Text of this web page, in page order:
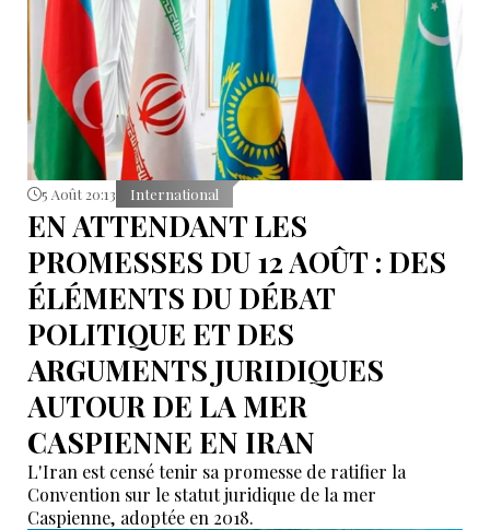
5 Août 20:13 International
EN ATTENDANT LES
PROMESSES DU 12 AOÛT : DES
ÉLÉMENTS DU DÉBAT
POLITIQUE ET DES
ARGUMENTS JURIDIQUES
AUTOUR DE LA MER
CASPIENNE EN IRAN
L'Iran est censé tenir sa promesse de ratifier la
Convention sur le statut juridique de la mer
Caspienne, adoptée en 2018.